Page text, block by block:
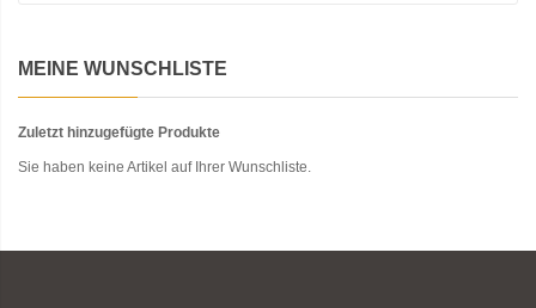
MEINE WUNSCHLISTE
Zuletzt hinzugefügte Produkte
Sie haben keine Artikel auf Ihrer Wunschliste.